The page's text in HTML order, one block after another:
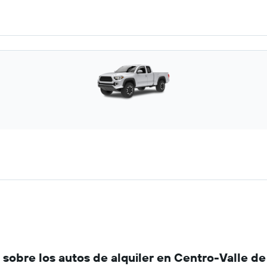
los autos de alquiler en Centro-Valle